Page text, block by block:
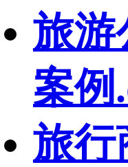
旅游
案例
旅行